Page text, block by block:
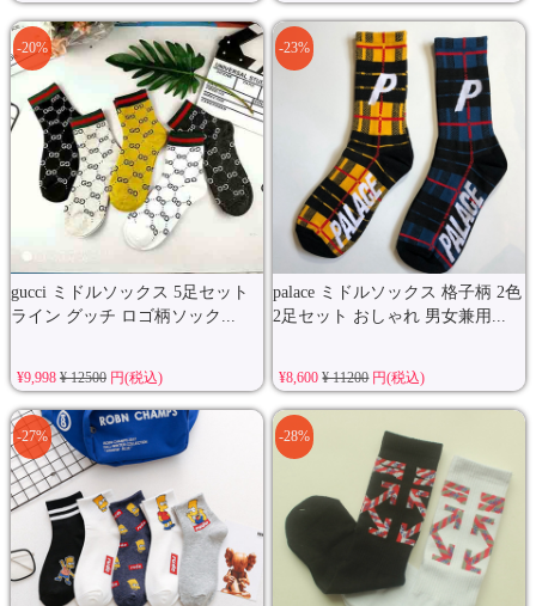
gucci ミドルソックス 5足セット
ライン グッチ ロゴ柄ソック...
-20%
¥9,998 ¥ 12500円(税込)
palace ミドルソックス 格子柄 2色
2足セット おしゃれ 男女兼用...
-23%
¥8,600¥ 11200円(税込)
-27% -28%